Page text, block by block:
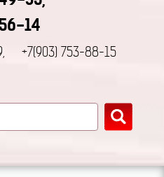
14
+7(903) 753-88-15